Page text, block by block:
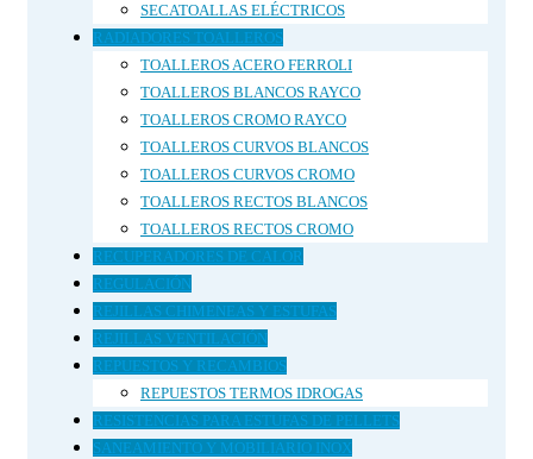
SECATOALLAS ELÉCTRICOS
RADIADORES TOALLEROS
TOALLEROS ACERO FERROLI
TOALLEROS BLANCOS RAYCO
TOALLEROS CROMO RAYCO
TOALLEROS CURVOS BLANCOS
TOALLEROS CURVOS CROMO
TOALLEROS RECTOS BLANCOS
TOALLEROS RECTOS CROMO
RECUPERADORES DE CALOR
REGULACIÓN
REJILLAS CHIMENEAS Y ESTUFAS
REJILLAS VENTILACIÓN
REPUESTOS Y RECAMBIOS
REPUESTOS TERMOS IDROGAS
RESISTENCIAS PARA ESTUFAS DE PELLETS
SANEAMIENTO Y MOBILIARIO INOX